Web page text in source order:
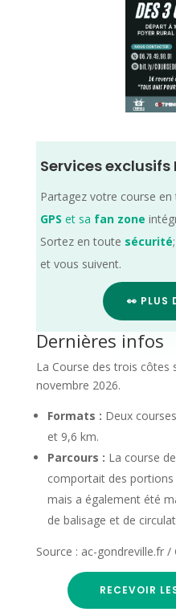
Services exclusifs
Partagez votre course
GPS et sa fan zone
Sortez en toute sécurité
et vous suivent.
👀 PLUS
Dernières infos
La Course des trois côtes
novembre 2026.
Formats : Deux
et 9,6 km.
Parcours : La course
comportait des
mais a également été
de balisage et de
Source : ac-gondreville.fr /
RECEVOIR